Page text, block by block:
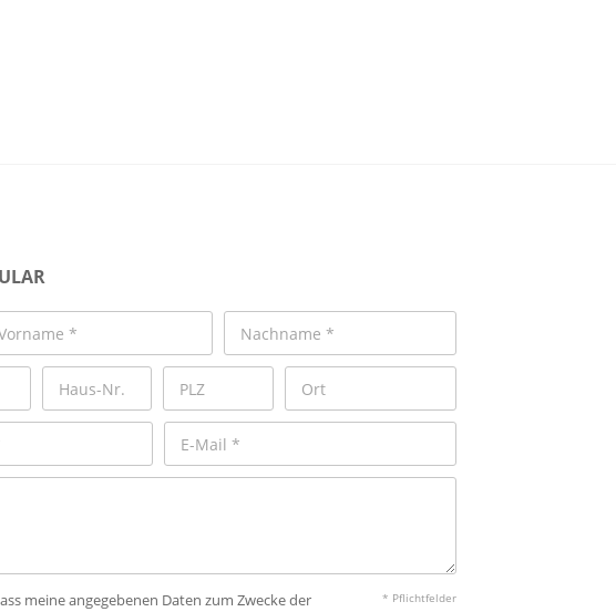
meine angegebenen Daten zum Zwecke der
* Pflichtfelder